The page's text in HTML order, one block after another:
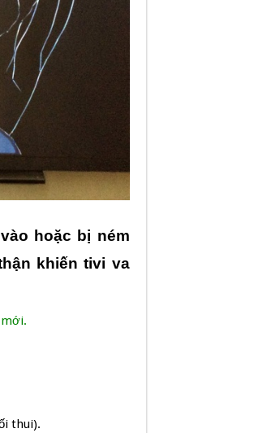
hoặc bị ném
khiến tivi va
thui).